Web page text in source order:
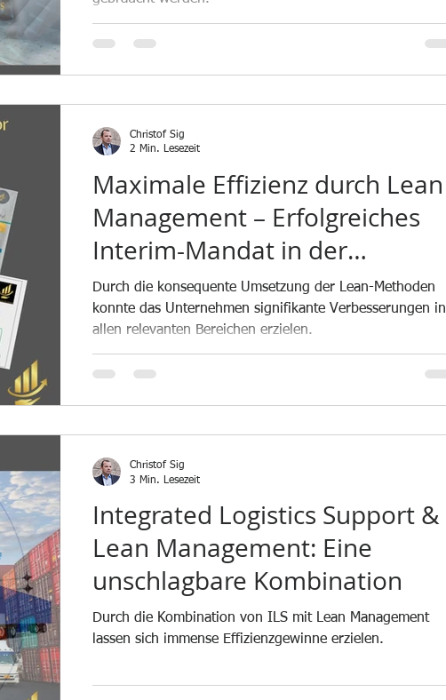
Maximale Effizienz durch Lean
Management – Erfolgreiches
Interim-Mandat in der
Metallverarbeitung
Durch die konsequente Umsetzung der Lean-Methoden
konnte das Unternehmen signifikante Verbesserungen in
allen relevanten Bereichen erzielen.
Christof Sig
2 Min. Lesezeit
Integrated Logistics Support &
Lean Management: Eine
unschlagbare Kombination
Durch die Kombination von ILS mit Lean Management
lassen sich immense Effizienzgewinne erzielen.
Christof Sig
3 Min. Lesezeit